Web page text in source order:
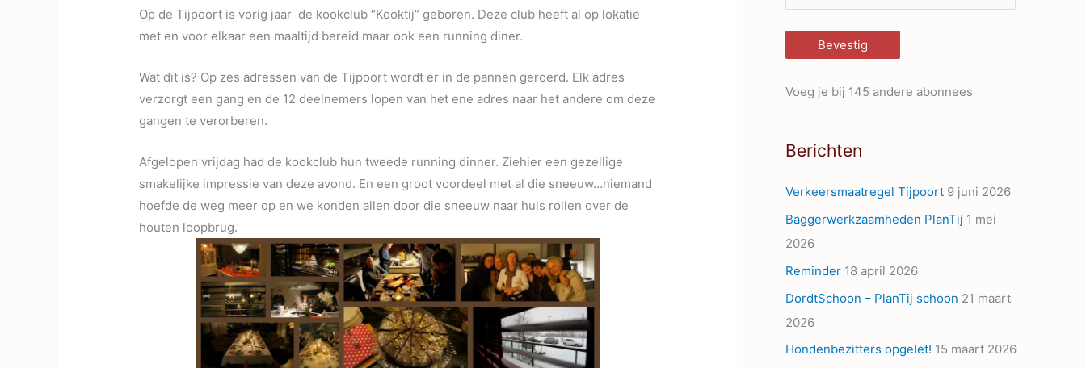
Op de Tijpoort is vorig jaar de kookclub “Kooktij” geboren. Deze club heeft al op lokatie
met en voor elkaar een maaltijd bereid maar ook een running diner.
Wat dit is? Op zes adressen van de Tijpoort wordt er in de pannen geroerd. Elk adres
verzorgt een gang en de 12 deelnemers lopen van het ene adres naar het andere om deze
gangen te verorberen.
Afgelopen vrijdag had de kookclub hun tweede running dinner. Ziehier een gezellige
smakelijke impressie van deze avond. En een groot voordeel met al die sneeuw…niemand
hoefde de weg meer op en we konden allen door die sneeuw naar huis rollen over de
houten loopbrug.
-
m
a
d
e
s
s
Bevestig
Voeg je bij 145 andere abonnees
Berichten
Verkeersmaatregel Tijpoort 9 juni 2026
Baggerwerkzaamheden PlanTij 1 mei
2026
Reminder 18 april 2026
DordtSchoon – PlanTij schoon 21 maart
2026
Hondenbezitters opgelet! 15 maart 2026